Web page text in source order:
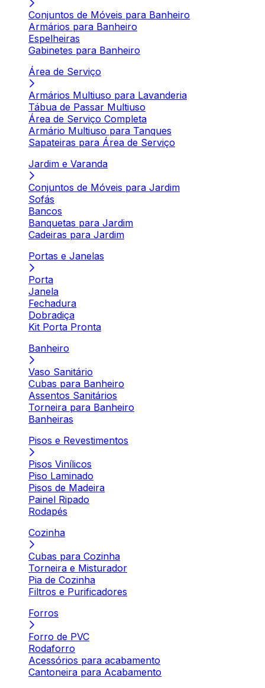
Conjuntos de Móveis para Banheiro
Armários para Banheiro
Espelheiras
Gabinetes para Banheiro
Área de Serviço
Armários Multiuso para Lavanderia
Tábua de Passar Multiuso
Área de Serviço Completa
Armário Multiuso para Tanques
Sapateiras para Área de Serviço
Jardim e Varanda
Conjuntos de Móveis para Jardim
Sofás
Bancos
Banquetas para Jardim
Cadeiras para Jardim
Portas e Janelas
Porta
Janela
Fechadura
Dobradiça
Kit Porta Pronta
Banheiro
Vaso Sanitário
Cubas para Banheiro
Assentos Sanitários
Torneira para Banheiro
Banheiras
Pisos e Revestimentos
Pisos Vinílicos
Piso Laminado
Pisos de Madeira
Painel Ripado
Rodapés
Cozinha
Cubas para Cozinha
Torneira e Misturador
Pia de Cozinha
Filtros e Purificadores
Forros
Forro de PVC
Rodaforro
Acessórios para acabamento
Cantoneira para Acabamento